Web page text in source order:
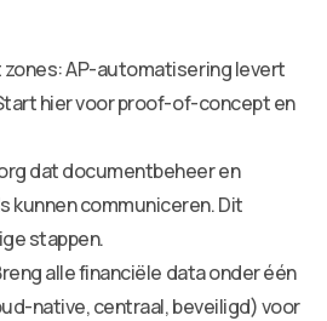
AP-automatisering levert
hier voor proof-of-concept en
dat documentbeheer en
kunnen communiceren. Dit
stappen.
alle financiële data onder één
native, centraal, beveiligd) voor